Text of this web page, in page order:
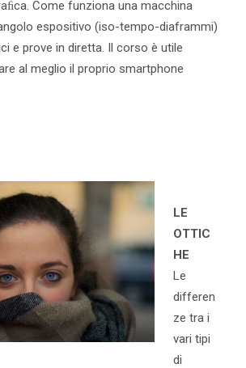
Come funziona una macchina
espositivo (iso-tempo-diaframmi)
e prove in diretta. Il corso è utile
al meglio il proprio smartphone
LE
OTTIC
HE
Le
differen
ze tra i
vari tipi
di